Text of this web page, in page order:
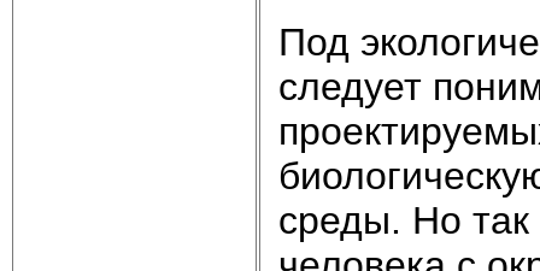
Под
следует
среды. Но